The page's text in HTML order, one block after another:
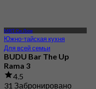
Rama 3
4.5
31 Забронировано
От฿ 362.5